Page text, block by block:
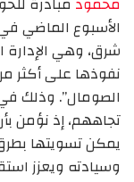
الأسبوع الماضي
شرق، وهي الإدارة
الصومال”. وذلك
تجاههم، إذ نؤمن
يمكن تسويتها
وسيادته ويعزز